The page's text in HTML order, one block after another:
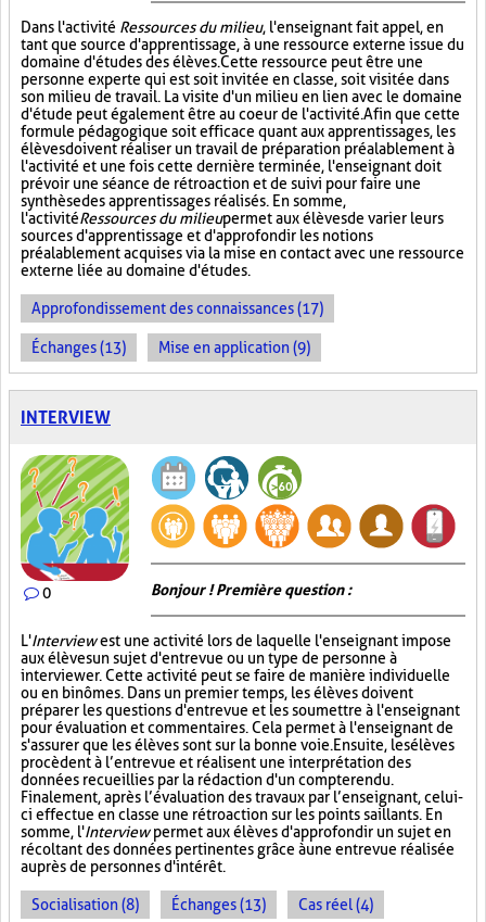
Dans l'activité Ressources du milieu, l'enseignant fait appel, en
tant que source d'apprentissage, à une ressource externe issue du
domaine d'études des élèves. Cette ressource peut être une
personne experte qui est soit invitée en classe, soit visitée dans
son milieu de travail. La visite d'un milieu en lien avec le domaine
d'étude peut également être au coeur de l'activité. Afin que cette
formule pédagogique soit efficace quant aux apprentissages, les
élèves doivent réaliser un travail de préparation préalablement à
l'activité et une fois cette dernière terminée, l'enseignant doit
prévoir une séance de rétroaction et de suivi pour faire une
synthèse des apprentissages réalisés. En somme,
l'activitéRessources du milieupermet aux élèves de varier leurs
sources d'apprentissage et d'approfondir les notions
préalablement acquises via la mise en contact avec une ressource
externe liée au domaine d'études.
Approfondissement des connaissances (17)
Échanges (13) Mise en application (9)
INTERVIEW
0 Bonjour ! Première question :
L'Interviewest une activité lors de laquelle l'enseignant impose
aux élèves un sujet d'entrevue ou un type de personne à
interviewer. Cette activité peut se faire de manière individuelle
ou en binômes. Dans un premier temps, les élèves doivent
préparer les questions d'entrevue et les soumettre à l'enseignant
pour évaluation et commentaires. Cela permet à l'enseignant de
s'assurer que les élèves sont sur la bonne voie. Ensuite, les élèves
procèdent à l’entrevue et réalisent une interprétation des
données recueillies par la rédaction d'un compte rendu.
Finalement, après l’évaluation des travaux par l’enseignant, celui-
ci effectue en classe une rétroaction sur les points saillants. En
somme, l'Interviewpermet aux élèves d'approfondir un sujet en
récoltant des données pertinentes grâce à une entrevue réalisée
auprès de personnes d'intérêt.
Socialisation (8) Échanges (13) Cas réel (4)